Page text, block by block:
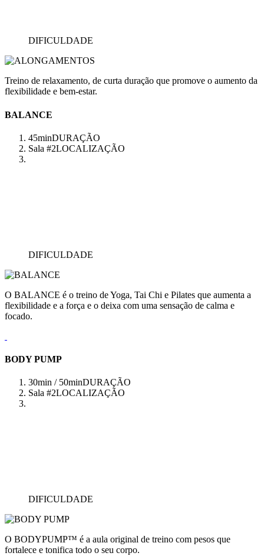
DIFICULDADE
Treino de relaxamento, de curta duração que promove o aumento da
flexibilidade e bem-estar.
BALANCE
45minDURAÇÃO
Sala #2LOCALIZAÇÃO
DIFICULDADE
O BALANCE é o treino de Yoga, Tai Chi e Pilates que aumenta a
flexibilidade e a força e o deixa com uma sensação de calma e
focado.
BODY PUMP
30min / 50minDURAÇÃO
Sala #2LOCALIZAÇÃO
DIFICULDADE
O BODYPUMP™ é a aula original de treino com pesos que
fortalece e tonifica todo o seu corpo.